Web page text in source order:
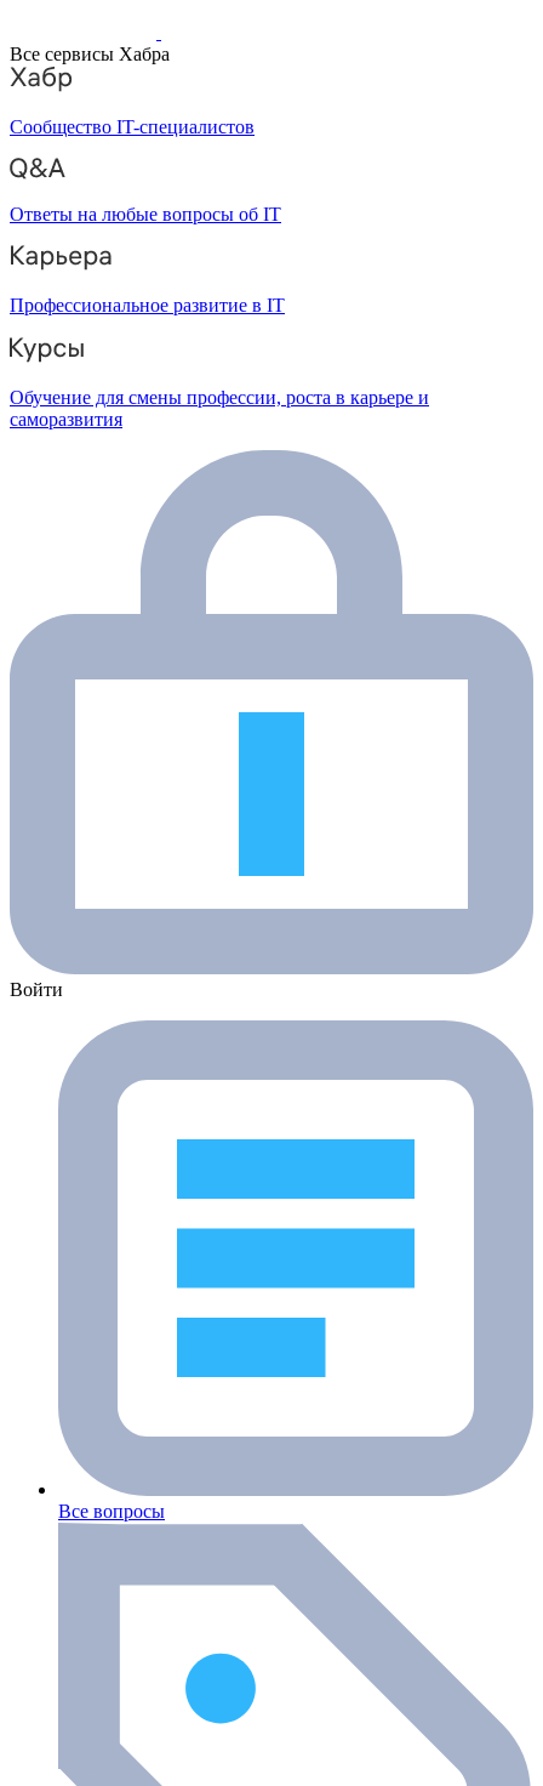
Все сервисы Хабра
Сообщество IT-специалистов
Ответы на любые вопросы об IT
Профессиональное развитие в IT
Обучение для смены профессии, роста в карьере и
саморазвития
Войти
Все вопросы